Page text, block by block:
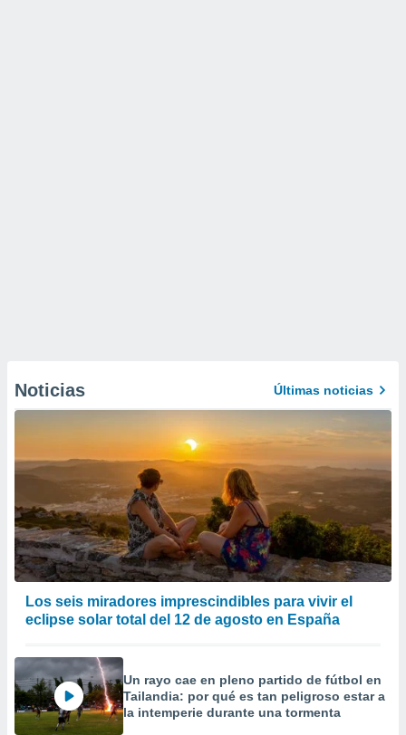
Noticias Últimas noticias
Los seis miradores imprescindibles para vivir el
eclipse solar total del 12 de agosto en España
Un rayo cae en pleno partido de fútbol en
Tailandia: por qué es tan peligroso estar a
la intemperie durante una tormenta